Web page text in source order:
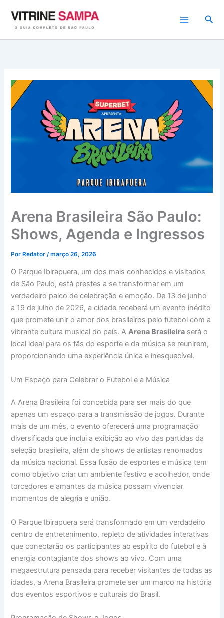
para
conteúdo
Arena Brasileira São Paulo:
Shows, Agenda e Ingressos
PorRedator /março 26, 2026
O Parque Ibirapuera, um dos mais conhecidos e visitados
de São Paulo, está prestes a se transformar em um
verdadeiro palco de celebração e emoção. De 13 de junho
a 19 de julho de 2026, a cidade receberá um evento inédito
que promete unir o amor dos brasileiros pelo futebol com a
vibrante cultura musical do país. AArena Brasileira será o
local ideal para os fãs do esporte e da música se reunirem,
proporcionando uma experiência única e inesquecível.
Um Espaço para Celebrar o Futebol e a Música
A Arena Brasileira foi concebida para ser mais do que
apenas um espaço para a transmissão de jogos. Durante
mais de um mês, o evento oferecerá uma programação
diversificada que inclui a exibição ao vivo das partidas da
seleção brasileira, além de shows de artistas renomados
da música nacional. Essa fusão de esportes e música tem
como objetivo criar um ambiente festivo e acolhedor, onde
torcedores e amantes da música possam vivenciar
momentos de alegria e união.
O Parque Ibirapuera será transformado em um verdadeiro
centro de entretenimento, repleto de atividades interativas
que conectarão os participantes ao espírito do futebol e à
energia contagiante dos shows ao vivo. Com uma
megaestrutura pensada para receber visitantes de todas as
idades, a Arena Brasileira promete ser um marco na história
dos eventos esportivos e culturais do Brasil.